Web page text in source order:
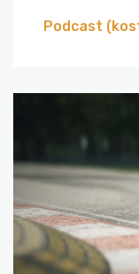
Podcast